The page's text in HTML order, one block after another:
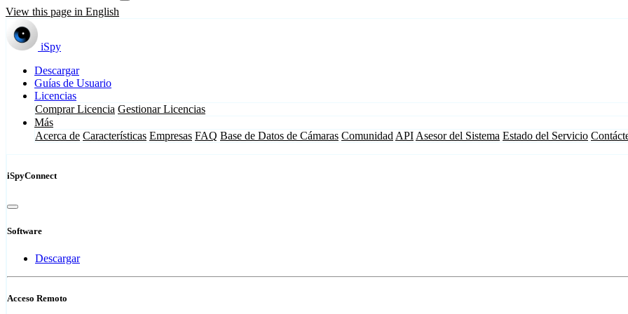
View this page in English
iSpy
Descargar
Guías de Usuario
Licencias
Comprar Licencia Gestionar Licencias
Más
Acerca de Características Empresas FAQ Base de Datos de Cámaras Comunidad API Asesor del Sistema Estado del Servicio
iSpyConnect
Software
Descargar
Acceso Remoto